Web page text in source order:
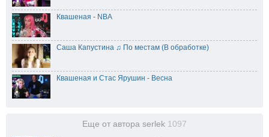
Квашеная - NBA
Саша Капустина ♫ По местам (В обработке)
Квашеная и Стас Ярушин - Весна
Еще от автора serlek 1097